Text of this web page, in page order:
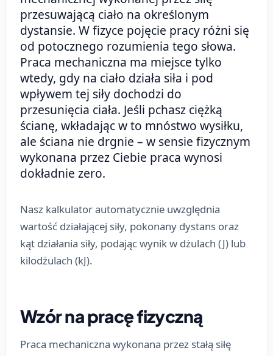
przesuwającą ciało na określonym
dystansie. W fizyce pojęcie pracy różni się
od potocznego rozumienia tego słowa.
Praca mechaniczna ma miejsce tylko
wtedy, gdy na ciało działa siła i pod
wpływem tej siły dochodzi do
przesunięcia ciała. Jeśli pchasz ciężką
ścianę, wkładając w to mnóstwo wysiłku,
ale ściana nie drgnie – w sensie fizycznym
wykonana przez Ciebie praca wynosi
dokładnie zero.
Nasz kalkulator automatycznie uwzględnia
wartość działającej siły, pokonany dystans oraz
kąt działania siły, podając wynik w dżulach (J) lub
kilodżulach (kJ).
Wzór na pracę fizyczną
Praca mechaniczna wykonana przez stałą siłę